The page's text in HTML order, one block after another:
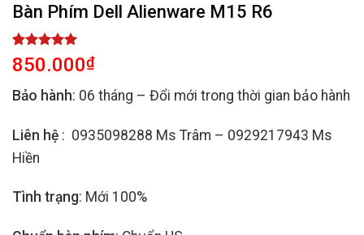
Bàn Phím Dell Alienware M15 R6
Rated
5.00
out of 5
2
customer
850.000₫
Bảo hành: 06 tháng – Đổi mới trong thời gian bảo hành
Liên hệ : 0935098288 Ms Trâm – 0929217943 Ms
Hiền
Tình trạng: Mới 100%